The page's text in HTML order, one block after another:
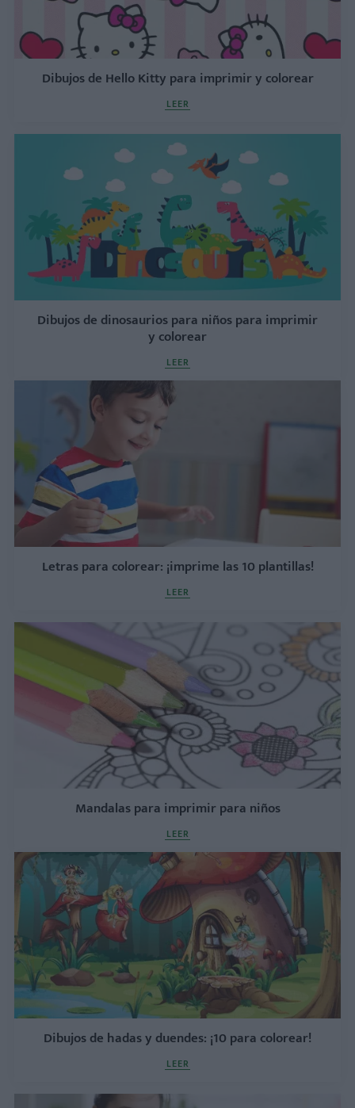
Dibujos de Hello Kitty para imprimir y colorear
LEER
Dibujos de dinosaurios para niños para imprimir
y colorear
LEER
Letras para colorear: ¡imprime las 10 plantillas!
LEER
Mandalas para imprimir para niños
LEER
Dibujos de hadas y duendes: ¡10 para colorear!
LEER